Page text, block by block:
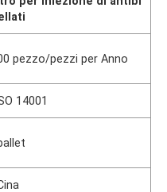
pezzo/pezzi per Anno
14001